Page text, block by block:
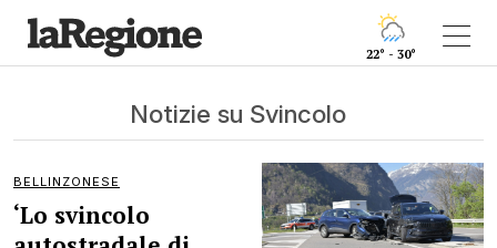
22° - 30°
Notizie su Svincolo
BELLINZONESE
‘Lo svincolo